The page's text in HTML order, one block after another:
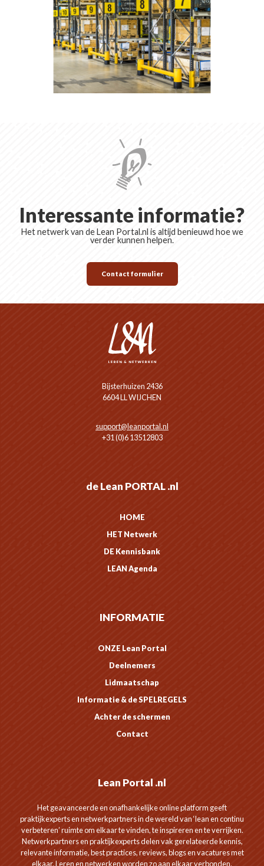
Interessante informatie?
Het netwerk van de Lean Portal.nl is altijd benieuwd hoe we
verder kunnen helpen.
Contact formulier
Bijsterhuizen 2436
6604 LL WIJCHEN
support@leanportal.nl
+31 (0)6 13512803
de Lean PORTAL .nl
HOME
HET Netwerk
DE Kennisbank
LEAN Agenda
INFORMATIE
ONZE Lean Portal
Deelnemers
Lidmaatschap
Informatie & de SPELREGELS
Achter de schermen
Contact
Lean Portal .nl
Het geavanceerde en onafhankelijke online platform geeft
praktijkexperts en netwerkpartners in de wereld van ‘lean en continu
verbeteren’ ruimte om elkaar te vinden, te inspireren en te verrijken.
Netwerkpartners en praktijkexperts delen vak gerelateerde kennis,
relevante informatie, best practices, reviews, blogs en vacatures met
elkaar. Leren en netwerken worden zo aan elkaar verbonden.